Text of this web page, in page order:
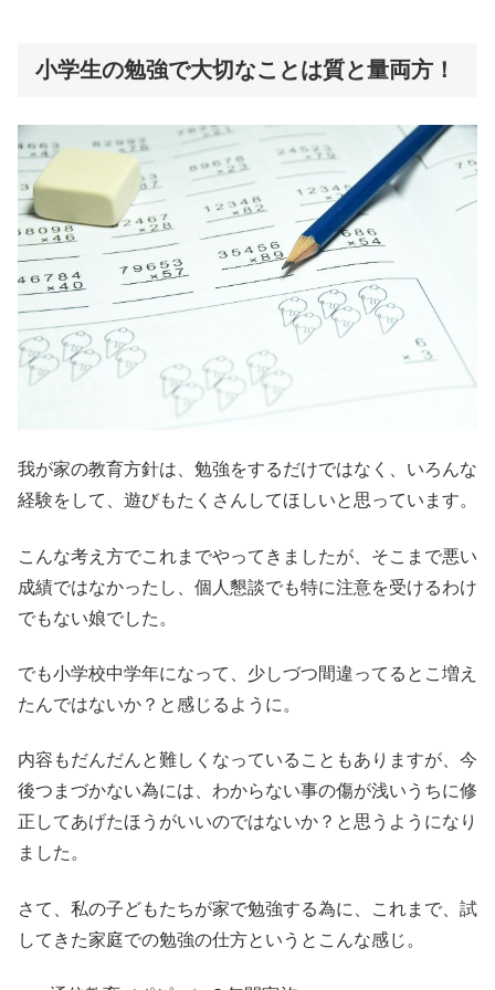
小学生の勉強で大切なことは質と量両方！
我が家の教育方針は、勉強をするだけではなく、いろんな
経験をして、遊びもたくさんしてほしいと思っています。
こんな考え方でこれまでやってきましたが、そこまで悪い
成績ではなかったし、個人懇談でも特に注意を受けるわけ
でもない娘でした。
でも小学校中学年になって、少しづつ間違ってるとこ増え
たんではないか？と感じるように。
内容もだんだんと難しくなっていることもありますが、今
後つまづかない為には、わからない事の傷が浅いうちに修
正してあげたほうがいいのではないか？と思うようになり
ました。
さて、私の子どもたちが家で勉強する為に、これまで、試
してきた家庭での勉強の仕方というとこんな感じ。